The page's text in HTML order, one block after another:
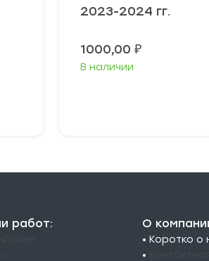
2023-2024 гг.
1000,00 ₽
В наличии
работ: О
• Коротко о
•